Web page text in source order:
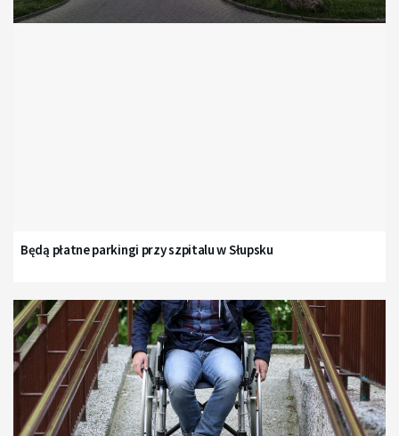
Będą płatne parkingi przy szpitalu w Słupsku